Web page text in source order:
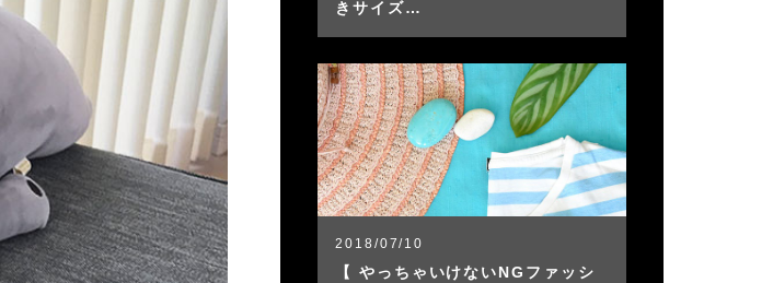
きサイズ…
2018/07/10
【 やっちゃいけないNGファッシ